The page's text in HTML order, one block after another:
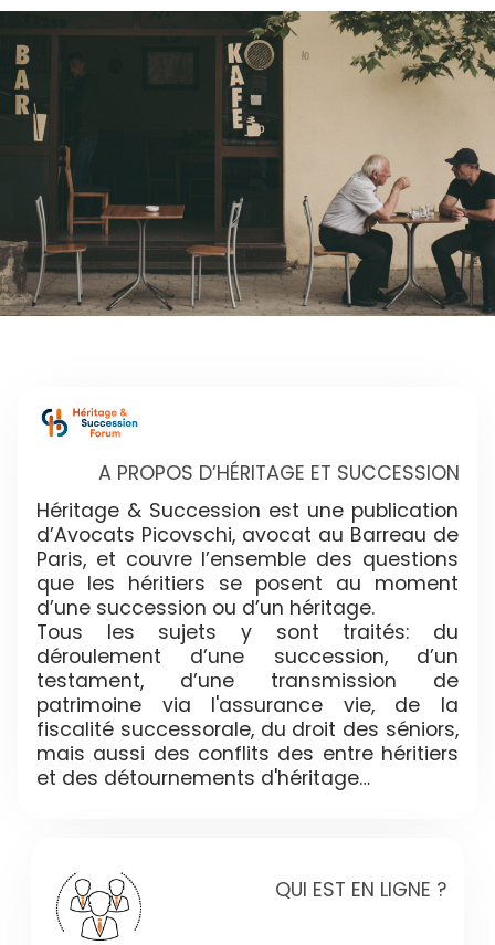
A PROPOS D’HÉRITAGE ET SUCCESSION
Héritage & Succession est une publication
d’Avocats Picovschi, avocat au Barreau de
Paris, et couvre l’ensemble des questions
que les héritiers se posent au moment
d’une succession ou d’un héritage.
Tous les sujets y sont traités: du
déroulement d’une succession, d’un
testament, d’une transmission de
patrimoine via l'assurance vie, de la
fiscalité successorale, du droit des séniors,
mais aussi des conflits des entre héritiers
et des détournements d'héritage…
QUI EST EN LIGNE ?